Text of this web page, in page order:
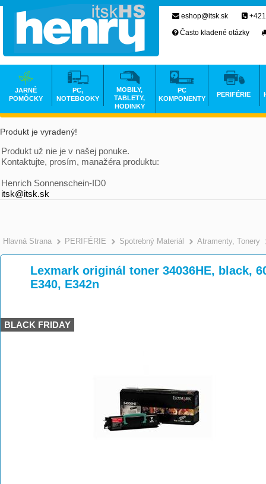
Produkt je vyradený!
Produkt už nie je v našej ponuke.
Kontaktujte, prosím, manažéra produktu:
Henrich Sonnenschein-ID0
itsk@itsk.sk
Hlavná Strana >
PERIFÉRIE >
Spotrebný Materiál >
Atramenty, Tonery
Lexmark originál toner 34036HE, black,
E340, E342n
BLACK FRIDAY
eshop@itsk.sk
Často kladené otázky
JARNÉ
POMÔCKY
PC,
NOTEBOOKY
MOBILY,
TABLETY,
HODINKY
PC
KOMPONENTY
PERIFÉRIE